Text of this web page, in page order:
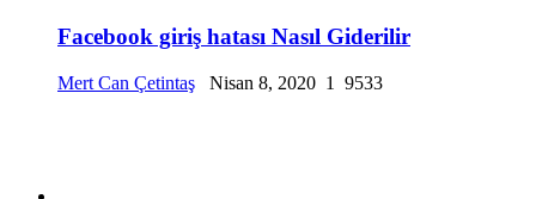
Facebook giriş hatası Nasıl Giderilir
Mert Can Çetintaş Nisan 8, 2020 1 9533